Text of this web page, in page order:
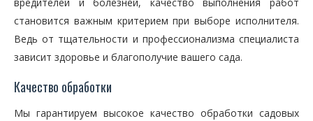
становится важным критерием при выборе исполнителя.
Ведь от тщательности и профессионализма специалиста
зависит здоровье и благополучие вашего сада.
Качество обработки
Мы гарантируем высокое качество обработки садовых